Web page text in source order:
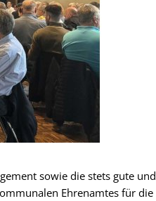
sowie die stets gute und
Ehrenamtes für die